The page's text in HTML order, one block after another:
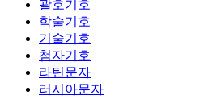
괄호기호
학술기호
기술기호
첨자기호
라틴문자
러시아문자